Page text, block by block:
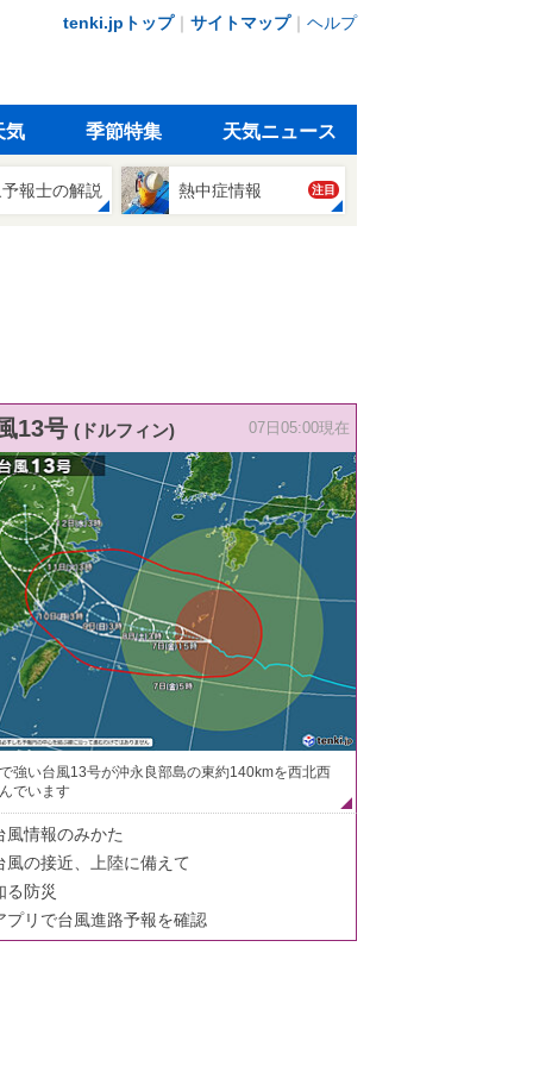
tenki.jpトップ｜ サイトマップ｜ ヘルプ
気 季節特集 天気ニュース
報士の解説 熱中症情報 注目
13号 (ドルフィン) 07日05:00現在
強い台風13号が沖永良部島の東約140kmを西北西
でいます
風情報のみかた
風の接近、上陸に備えて
る防災
プリで台風進路予報を確認